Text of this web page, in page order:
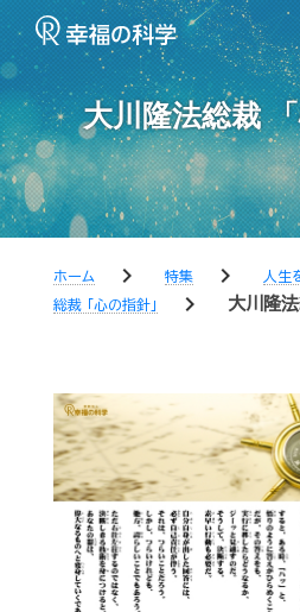
大川隆法総裁
ホーム chevron_right 特集 chevron_right
人生
総裁 「心の指針」
chevron_right 大川隆法